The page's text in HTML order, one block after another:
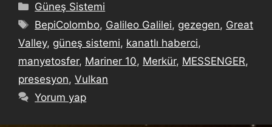
Güneş Sistemi
BepiColombo, Galileo Galilei, gezegen, Great
Valley, güneş sistemi, kanatlı haberci,
manyetosfer, Mariner 10, Merkür, MESSENGER,
presesyon, Vulkan
Yorum yap